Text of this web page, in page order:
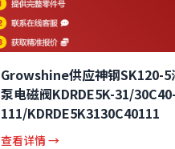
Growshine供应神钢SK120-5
泵电磁阀KDRDE5K-31/30C40-
111/KDRDE5K3130C40111
查看详情 →